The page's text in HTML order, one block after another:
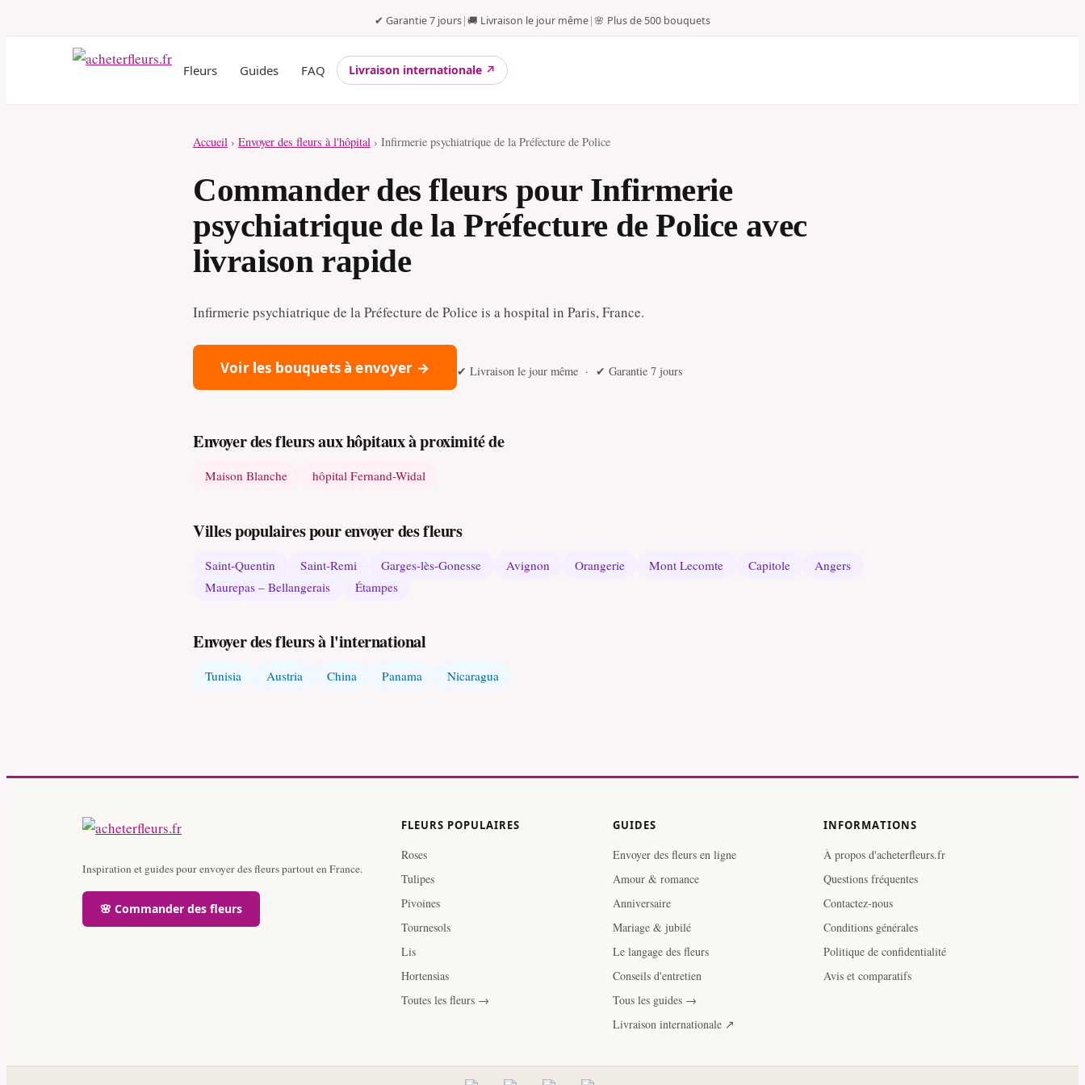
✔ Garantie 7 jours|🚚 Livraison le jour même|🌸 Plus de 500 bouquets
Fleurs Guides FAQ Livraison internationale ↗
Accueil › Envoyer des fleurs à l'hôpital › Infirmerie psychiatrique de la Préfecture de Police
Commander des fleurs pour Infirmerie
psychiatrique de la Préfecture de Police avec
livraison rapide
Infirmerie psychiatrique de la Préfecture de Police is a hospital in Paris, France.
Voir les bouquets à envoyer → ✔ Livraison le jour même · ✔ Garantie 7 jours
Envoyer des fleurs aux hôpitaux à proximité de
Maison Blanche hôpital Fernand-Widal
Villes populaires pour envoyer des fleurs
Saint-Quentin Saint-Remi Garges-lès-Gonesse Avignon Orangerie Mont Lecomte Capitole
Angers
Maurepas – Bellangerais
Étampes
Envoyer des fleurs à l'international
Tunisia Austria China Panama Nicaragua
Inspiration et guides pour envoyer des fleurs partout en France.
🌸 Commander des fleurs
FLEURS POPULAIRES
Roses
Tulipes
Pivoines
Tournesols
Lis
Hortensias
Toutes les fleurs →
GUIDES
Envoyer des fleurs en ligne
Amour & romance
Anniversaire
Mariage & jubilé
Le langage des fleurs
Conseils d'entretien
Tous les guides →
Livraison internationale ↗
INFORMATIONS
À propos d'acheterfleurs.fr
Questions fréquentes
Contactez-nous
Conditions générales
Politique de confidentialité
Avis et comparatifs